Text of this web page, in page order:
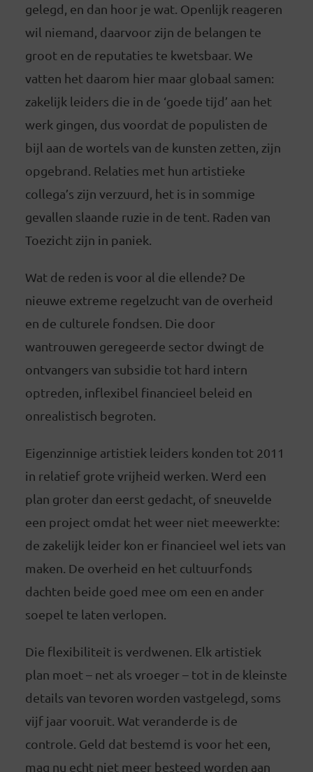
gelegd, en dan hoor je wat. Openlijk reageren
wil niemand, daarvoor zijn de belangen te
groot en de reputaties te kwetsbaar. We
vatten het daarom hier maar globaal samen:
zakelijk leiders die in de ‘goede tijd’ aan het
werk gingen, dus voordat de populisten de
bijl aan de wortels van de kunsten zetten, zijn
opgebrand. Relaties met hun artistieke
collega’s zijn verzuurd, het is in sommige
gevallen slaande ruzie in de tent. Raden van
Toezicht zijn in paniek.
Wat de reden is voor al die ellende? De
nieuwe extreme regelzucht van de overheid
en de culturele fondsen. Die door
wantrouwen geregeerde sector dwingt de
ontvangers van subsidie tot hard intern
optreden, inflexibel financieel beleid en
onrealistisch begroten.
Eigenzinnige artistiek leiders konden tot 2011
in relatief grote vrijheid werken. Werd een
plan groter dan eerst gedacht, of sneuvelde
een project omdat het weer niet meewerkte:
de zakelijk leider kon er financieel wel iets van
maken. De overheid en het cultuurfonds
dachten beide goed mee om een en ander
soepel te laten verlopen.
Die flexibiliteit is verdwenen. Elk artistiek
plan moet – net als vroeger – tot in de kleinste
details van tevoren worden vastgelegd, soms
vijf jaar vooruit. Wat veranderde is de
controle. Geld dat bestemd is voor het een,
mag nu echt niet meer besteed worden aan